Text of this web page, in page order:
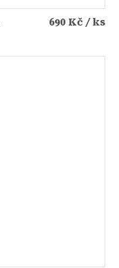
690 Kč / ks